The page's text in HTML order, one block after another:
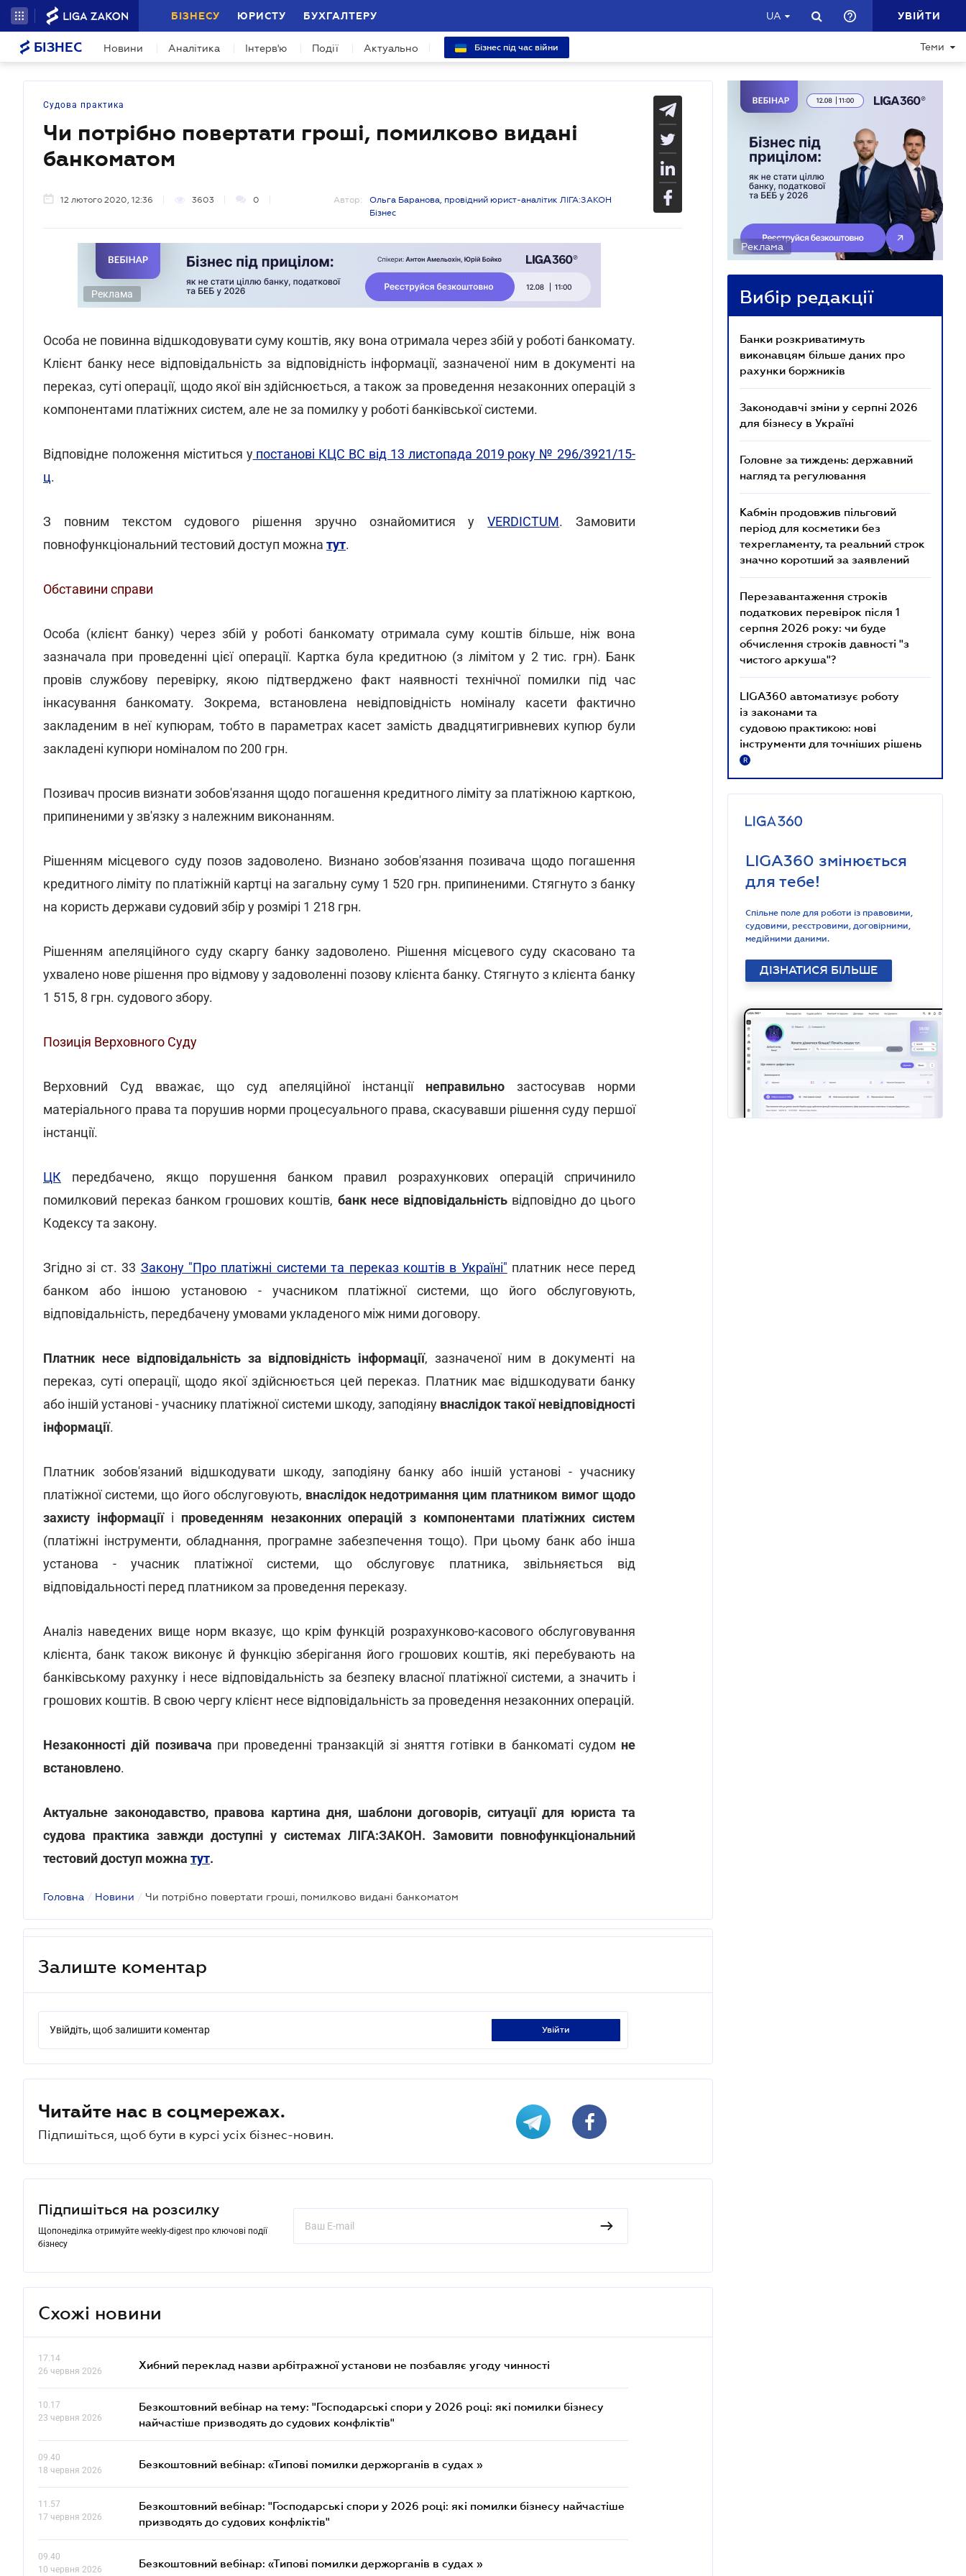
БІЗНЕСУ ЮРИСТУ БУХГАЛТЕРУ UA УВІЙТИ
БІЗНЕС Новини Аналітика Інтерв'ю Події Актуально Бізнес під час війни Теми
Судова практика
Чи потрібно повертати гроші, помилково видані
банкоматом
12 лютого 2020, 12:36 3603 0 Автор:
Ольга Баранова, провідний юрист-аналітик ЛІГА:ЗАКОН
Бізнес
Реклама
Особа не повинна відшкодовувати суму коштів, яку вона отримала через збій у роботі банкомату.
Клієнт банку несе відповідальність за відповідність інформації, зазначеної ним в документі на
переказ, суті операції, щодо якої він здійснюється, а також за проведення незаконних операцій з
компонентами платіжних систем, але не за помилку у роботі банківської системи.
Відповідне положення міститься упостанові КЦС ВС від 13 листопада 2019 року № 296/3921/15-
ц.
З повним текстом судового рішення зручно ознайомитися уVERDICTUM. Замовити
повнофункціональний тестовий доступ можна тут.
Обставини справи
Особа (клієнт банку) через збій у роботі банкомату отримала суму коштів більше, ніж вона
зазначала при проведенні цієї операції. Картка була кредитною (з лімітом у 2 тис. грн). Банк
провів службову перевірку, якою підтверджено факт наявності технічної помилки під час
інкасування банкомату. Зокрема, встановлена невідповідність номіналу касети фактично
закладеним в неї купюрам, тобто в параметрах касет замість двадцятигривневих купюр були
закладені купюри номіналом по 200 грн.
Позивач просив визнати зобов'язання щодо погашення кредитного ліміту за платіжною карткою,
припиненими у зв'язку з належним виконанням.
Рішенням місцевого суду позов задоволено. Визнано зобов'язання позивача щодо погашення
кредитного ліміту по платіжній картці на загальну суму 1 520 грн. припиненими. Стягнуто з банку
на користь держави судовий збір у розмірі 1 218 грн.
Рішенням апеляційного суду скаргу банку задоволено. Рішення місцевого суду скасовано та
ухвалено нове рішення про відмову у задоволенні позову клієнта банку. Стягнуто з клієнта банку
1 515, 8 грн. судового збору.
Позиція Верховного Суду
Верховний Суд вважає, що суд апеляційної інстанціїнеправильно застосував норми
матеріального права та порушив норми процесуального права, скасувавши рішення суду першої
інстанції.
ЦК передбачено, якщо порушення банком правил розрахункових операцій спричинило
помилковий переказ банком грошових коштів, банк несе відповідальністьвідповідно до цього
Кодексу та закону.
Згідно зі ст. 33 Закону "Про платіжні системи та переказ коштів в Україні" платник несе перед
банком або іншою установою - учасником платіжної системи, що його обслуговують,
відповідальність, передбачену умовами укладеного між ними договору.
Платник несе відповідальність за відповідність інформації, зазначеної ним в документі на
переказ, суті операції, щодо якої здійснюється цей переказ. Платник має відшкодувати банку
або іншій установі - учаснику платіжної системи шкоду, заподіяну внаслідок такої невідповідності
інформації.
Платник зобов'язаний відшкодувати шкоду, заподіяну банку або іншій установі - учаснику
платіжної системи, що його обслуговують, внаслідок недотримання цим платником вимог щодо
захисту інформаціїі проведенням незаконних операцій з компонентами платіжних систем
(платіжні інструменти, обладнання, програмне забезпечення тощо). При цьому банк або інша
установа - учасник платіжної системи, що обслуговує платника, звільняється від
відповідальності перед платником за проведення переказу.
Аналіз наведених вище норм вказує, що крім функцій розрахунково-касового обслуговування
клієнта, банк також виконує й функцію зберігання його грошових коштів, які перебувають на
банківському рахунку і несе відповідальність за безпеку власної платіжної системи, а значить і
грошових коштів. В свою чергу клієнт несе відповідальність за проведення незаконних операцій.
Незаконності дій позивача при проведенні транзакцій зі зняття готівки в банкоматі судом не
встановлено.
Актуальне законодавство, правова картина дня, шаблони договорів, ситуації для юриста та
судова практика завжди доступні у системах ЛІГА:ЗАКОН. Замовити повнофункціональний
тестовий доступ можна тут.
Головна / Новини / Чи потрібно повертати гроші, помилково видані банкоматом
Залиште коментар
Увійдіть, щоб залишити коментар увійти
Читайте нас в соцмережах.
Підпишіться, щоб бути в курсі усіх бізнес-новин.
Підпишіться на розсилку
Щопонеділка отримуйте weekly-digest про ключові події
бізнесу
Схожі новини
17.14
26 червня 2026
Хибний переклад назви арбітражної установи не позбавляє угоду чинності
10.17
23 червня 2026
Безкоштовний вебінар на тему: "Господарські спори у 2026 році: які помилки бізнесу
найчастіше призводять до судових конфліктів"
09.40
18 червня 2026
Безкоштовний вебінар: «Типові помилки держорганів в судах »
11.57
17 червня 2026
Безкоштовний вебінар: "Господарські спори у 2026 році: які помилки бізнесу найчастіше
призводять до судових конфліктів"
09.40
10 червня 2026
Безкоштовний вебінар: «Типові помилки держорганів в судах »
Реклама
Вибір редакції
Банки розкриватимуть
виконавцям більше даних про
рахунки боржників
Законодавчі зміни у серпні 2026
для бізнесу в Україні
Головне за тиждень: державний
нагляд та регулювання
Кабмін продовжив пільговий
період для косметики без
техрегламенту, та реальний строк
значно коротший за заявлений
Перезавантаження строків
податкових перевірок після 1
серпня 2026 року: чи буде
обчислення строків давності "з
чистого аркуша"?
LIGA360 автоматизує роботу
із законами та
судовою практикою: нові
інструменти для точніших рішень
R
LIGA360 змінюється
для тебе!
Спільне поле для роботи із правовими,
судовими, реєстровими, договірними,
медійними даними.
ДІЗНАТИСЯ БІЛЬШЕ